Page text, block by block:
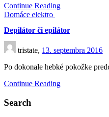
Continue Reading
Domáce elektro
Depilátor či epilátor
tristate, 13. septembra 2016
Po dokonale hebké pokožke
Continue Reading
Search